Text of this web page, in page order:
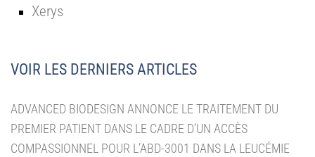
Xerys
VOIR LES DERNIERS ARTICLES
ADVANCED BIODESIGN ANNONCE LE TRAITEMENT DU
PREMIER PATIENT DANS LE CADRE D’UN ACCÈS
COMPASSIONNEL POUR L’ABD-3001 DANS LA LEUCÉMIE